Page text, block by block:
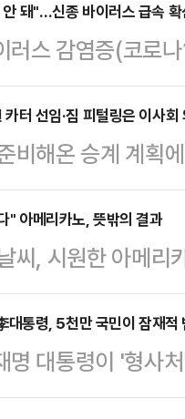
는 핵심 임원진이
과 미팅을 가졌
AWS 공급망 및
버·네트워킹 공
지 저장 전략 담
돼"…신종 바이러스 급속 확
러스 감염증(코로
을 보이고 있다.
다가 다시 나타나
니혼게이자신문
보고된 코로나19
다.지난해 9월부
확산하고 있다.지
터 선임·짐 피털링은 이사회
비해온 승계 계획
섰다.다우는 회
이사회 의장으로
로 선임했다고
을 강화하기 위한
이사는 "피털링
문화, 장기적 경쟁
" 아메리카노, 뜻밖의 결과
씨, 시원한 아메리
은 아메리카노 한
일 한국지질·동
국민건강영양조
콜레스테롤혈증
통령, 5천만 국민이 잠재적
명 대통령이 '형사
의 눈에는 5000